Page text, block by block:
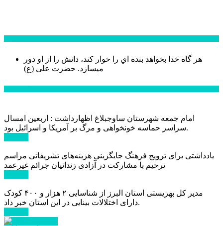
هر گاه خدا بخواهد بنده اي را خوار كند، دانش را از او دور
میسازد. حضرت علی (ع)
امام جمعه شهرستان ساوجبلاغ اظهارداشت : اربعین امسال
سراسر حماسه خونخواهی و مرگ بر آمریکا و اسرائیل بود.
یادداشتی برای ترویج فرهنگ جایگزینی هزینه‌های تشریفاتی مراسم
ترحیم با مشارکت در آزادی زندانیان جرائم غیرعمد
مدیر کل بهزیستی استان البرز از شناسایی ۲ هزار و ۴۰۰ کودک
دارای اختلالات بینایی در این استان خبر داد.